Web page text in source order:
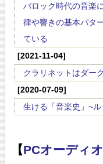
バロック時代の音楽
律や響きの基本パタ
ている
[2021-11-04]
クラリネットはダー
[2020-07-09]
生ける「音楽史」~
【PCオーディ